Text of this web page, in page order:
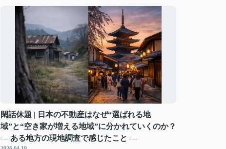
閑話休題 | 日本の不動産はなぜ“選ばれる地
域”と“空き家が増える地域”に分かれていくのか？
― ある地方の現地調査で感じたこと ―